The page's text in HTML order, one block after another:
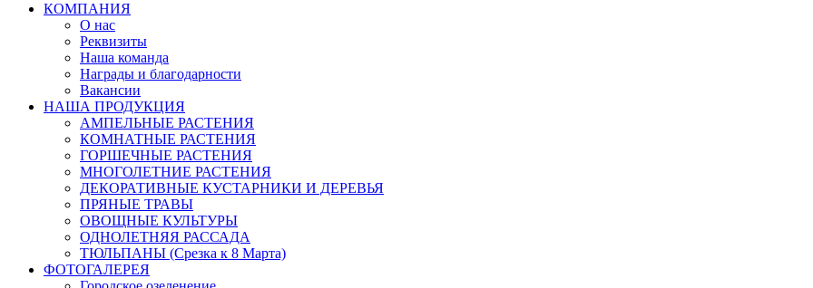
КОМПАНИЯ
О нас
Реквизиты
Наша команда
Награды и благодарности
Вакансии
НАША ПРОДУКЦИЯ
АМПЕЛЬНЫЕ РАСТЕНИЯ
КОМНАТНЫЕ РАСТЕНИЯ
ГОРШЕЧНЫЕ РАСТЕНИЯ
МНОГОЛЕТНИЕ РАСТЕНИЯ
ДЕКОРАТИВНЫЕ КУСТАРНИКИ И ДЕРЕВЬЯ
ПРЯНЫЕ ТРАВЫ
ОВОЩНЫЕ КУЛЬТУРЫ
ОДНОЛЕТНЯЯ РАССАДА
ТЮЛЬПАНЫ (Срезка к 8 Марта)
ФОТОГАЛЕРЕЯ